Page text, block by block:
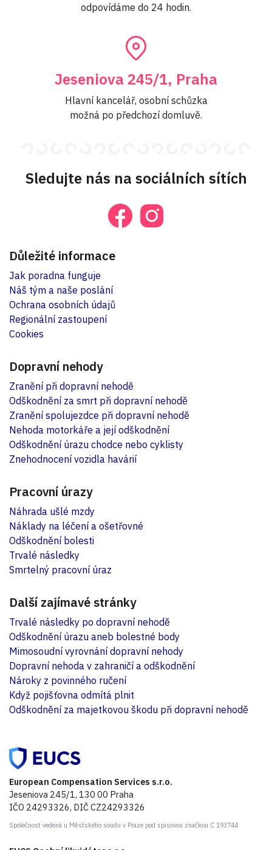
odpovídáme do 24 hodin.
Jeseniova 245/1, Praha
Hlavní kancelář, osobní schůzka
možná po předchozí domluvě.
Sledujte nás na sociálních sítích
Důležité informace
Jak poradna funguje
Náš tým a naše poslání
Ochrana osobních údajů
Regionální zastoupení
Cookies
Dopravní nehody
Zranění při dopravní nehodě
Odškodnění za smrt při dopravní nehodě
Zranění spolujezdce při dopravní nehodě
Nehoda motorkáře a její odškodnění
Odškodnění úrazu chodce nebo cyklisty
Znehodnocení vozidla havárií
Pracovní úrazy
Náhrada ušlé mzdy
Náklady na léčení a ošetřovné
Odškodnění bolesti
Trvalé následky
Smrtelný pracovní úraz
Další zajímavé stránky
Trvalé následky po dopravní nehodě
Odškodnění úrazu aneb bolestné body
Mimosoudní vyrovnání dopravní nehody
Dopravní nehoda v zahraničí a odškodnění
Nároky z povinného ručení
Když pojišťovna odmítá plnit
Odškodnění za majetkovou škodu při dopravní nehodě
European Compensation Services s.r.o.
Jeseniova 245/1, 130 00 Praha
IČO 24293326, DIČ CZ24293326
Společnost vedená u Městského soudu v Praze pod spisovou značkou C 193744